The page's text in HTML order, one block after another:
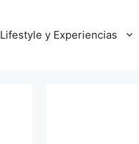
Lifestyle y Experiencias